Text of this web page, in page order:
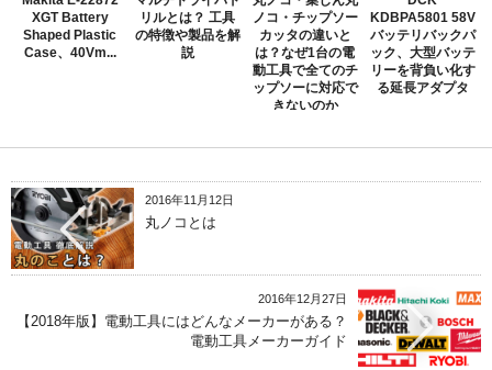
XGT Battery
Shaped Plastic
Case、40Vm...
リルとは？ 工具
の特徴や製品を解
説
ノコ・チップソー
カッタの違いと
は？なぜ1台の電
動工具で全てのチ
ップソーに対応で
きないのか
KDBPA5801 58V
バッテリバックパ
ック、大型バッテ
リーを背負い化す
る延長アダプタ
2016年11月12日
丸ノコとは
2016年12月27日
【2018年版】電動工具にはどんなメーカーがある？
電動工具メーカーガイド